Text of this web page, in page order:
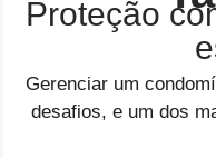
Proteção
Gerenciar um
desafios, e um dos